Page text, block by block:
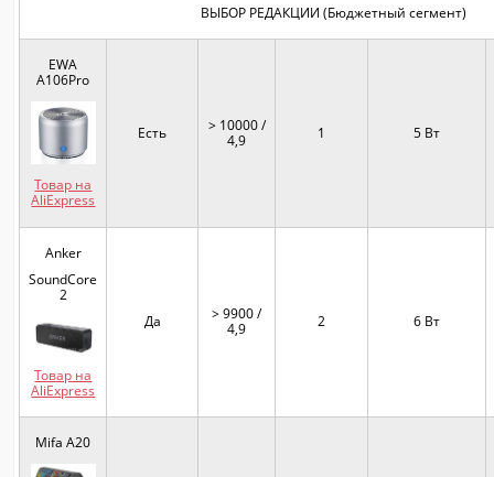
ВЫБОР РЕДАКЦИИ (Бюджетный сегмент)
EWA
A106Pro
Товар на
AliExpress
Есть
> 10000 /
4,9
1 5 Вт
Anker
SoundCore
2
Товар на
AliExpress
Да
> 9900 /
4,9
2 6 Вт
Mifa A20